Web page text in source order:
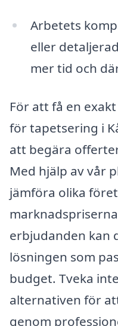
Arbetets
eller
mer tid och
För att få en
för tapetsering i
att begära
Med hjälp av vår
jämföra olika
erbjudanden kan
lösningen som
budget. Tveka
alternativen för
genom